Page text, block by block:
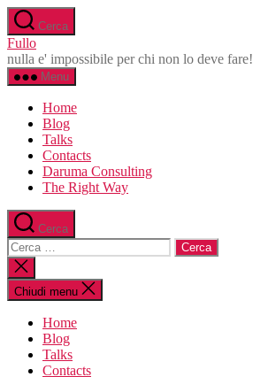
Salta
al
contenuto
Cerca
Fullo
nulla e' impossibile per chi non lo deve fare!
Menu
Home
Blog
Talks
Contacts
Daruma Consulting
The Right Way
Cerca
Cerca:
Chiudi
la
ricerca
Chiudi menu
Home
Blog
Talks
Contacts